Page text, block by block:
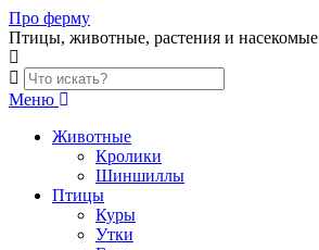
Skip
to
content
Про ферму
Птицы, животные, растения и насекомые
Меню
Животные
Кролики
Шиншиллы
Птицы
Куры
Утки